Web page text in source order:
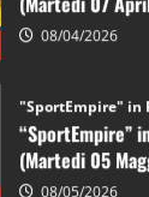
“SportEmpire”
(Martedi 05